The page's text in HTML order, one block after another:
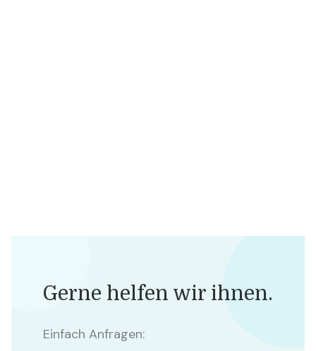
Gerne helfen wir ihnen.
Einfach Anfragen: